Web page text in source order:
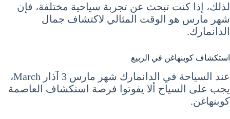
لذلك، إذا كنت تبحث عن تجربة سياحية مختلفة، فإن
شهر مارس هو الوقت المثالي لاكتشاف جمال
الدانمارك.
استكشاف كوبنهاغن في الربيع
عند السياحة في الدانمارك شهر مارس 3 آذار March،
يجب على السياح ألا يفوتوا فرصة استكشاف العاصمة
كوبنهاغن.